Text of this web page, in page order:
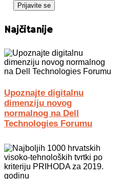
Najčitanije
Upoznajte digitalnu
dimenziju novog
normalnog na Dell
Technologies Forumu